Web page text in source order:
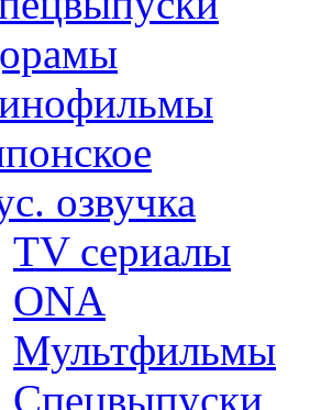
озвучка
TV сериалы
ONA
Мультфильмы
Спецвыпуски